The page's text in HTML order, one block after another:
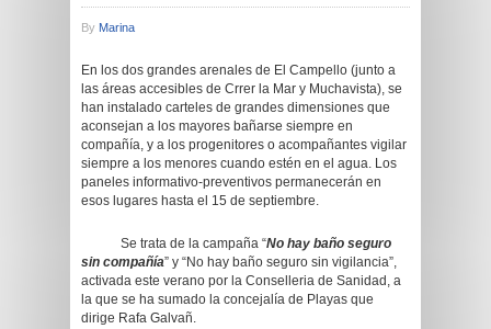
By Marina
En los dos grandes arenales de El Campello (junto a
las áreas accesibles de Crrer la Mar y Muchavista), se
han instalado carteles de grandes dimensiones que
aconsejan a los mayores bañarse siempre en
compañía, y a los progenitores o acompañantes vigilar
siempre a los menores cuando estén en el agua. Los
paneles informativo-preventivos permanecerán en
esos lugares hasta el 15 de septiembre.
Se trata de la campaña “No hay baño seguro
sin compañía” y “No hay baño seguro sin vigilancia”,
activada este verano por la Conselleria de Sanidad, a
la que se ha sumado la concejalía de Playas que
dirige Rafa Galvañ.